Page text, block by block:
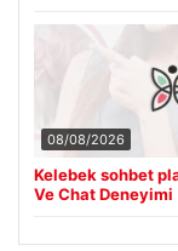
08/08/2026
Kelebek sohbet
Ve Chat Deneyimi